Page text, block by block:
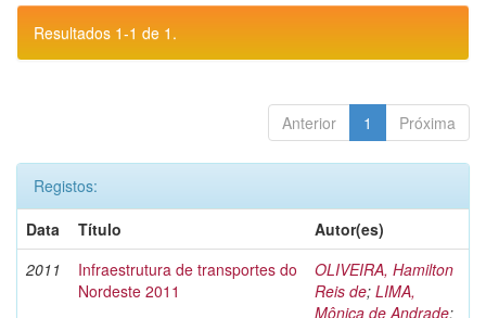
Resultados 1-1 de 1.
Anterior 1 Próxima
Registos:
Data
Título
Autor(es)
2011
Infraestrutura de transportes do
Nordeste 2011
OLIVEIRA, Hamilton
Reis de; LIMA,
Mônica de Andrade;